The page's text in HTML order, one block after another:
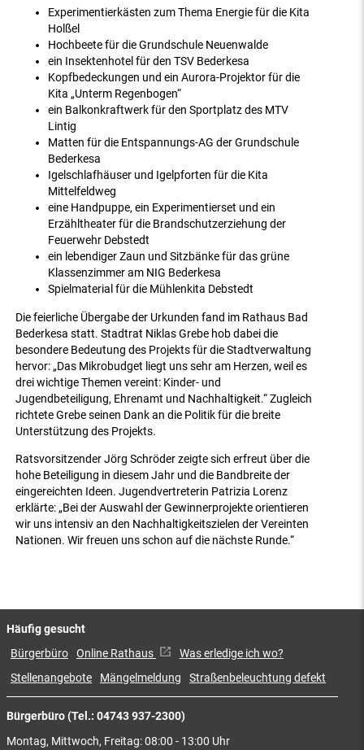
Experimentierkästen zum Thema Energie für die Kita
Holßel
Hochbeete für die Grundschule Neuenwalde
ein Insektenhotel für den TSV Bederkesa
Kopfbedeckungen und ein Aurora-Projektor für die
Kita „Unterm Regenbogen“
ein Balkonkraftwerk für den Sportplatz des MTV
Lintig
Matten für die Entspannungs-AG der Grundschule
Bederkesa
Igelschlafhäuser und Igelpforten für die Kita
Mittelfeldweg
eine Handpuppe, ein Experimentierset und ein
Erzähltheater für die Brandschutzerziehung der
Feuerwehr Debstedt
ein lebendiger Zaun und Sitzbänke für das grüne
Klassenzimmer am NIG Bederkesa
Spielmaterial für die Mühlenkita Debstedt
Die feierliche Übergabe der Urkunden fand im Rathaus Bad
Bederkesa statt. Stadtrat Niklas Grebe hob dabei die
besondere Bedeutung des Projekts für die Stadtverwaltung
hervor: „Das Mikrobudget liegt uns sehr am Herzen, weil es
drei wichtige Themen vereint: Kinder- und
Jugendbeteiligung, Ehrenamt und Nachhaltigkeit.“ Zugleich
richtete Grebe seinen Dank an die Politik für die breite
Unterstützung des Projekts.
Ratsvorsitzender Jörg Schröder zeigte sich erfreut über die
hohe Beteiligung in diesem Jahr und die Bandbreite der
eingereichten Ideen. Jugendvertreterin Patrizia Lorenz
erklärte: „Bei der Auswahl der Gewinnerprojekte orientieren
wir uns intensiv an den Nachhaltigkeitszielen der Vereinten
Nationen. Wir freuen uns schon auf die nächste Runde.“
Bürgerbüro (Tel.: 04743 937-2300)
Montag, Mittwoch, Freitag: 08:00 - 13:00 Uhr
Häufig gesucht
Bürgerbüro Online Rathaus
Was erledige ich wo?
Stellenangebote
Mängelmeldung Straßenbeleuchtung defekt